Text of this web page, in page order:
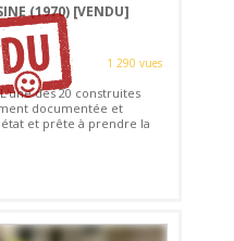
(1970) [VENDU]
1 290 vues
des 20 construites
documentée et
et prête à prendre la